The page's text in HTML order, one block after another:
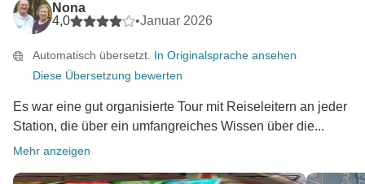
Nona
4,0
•Januar 2026
Automatisch übersetzt. In Originalsprache ansehen
Diese Übersetzung bewerten
Es war eine gut organisierte Tour mit Reiseleitern an jeder
Station, die über ein umfangreiches Wissen über die...
Mehr anzeigen